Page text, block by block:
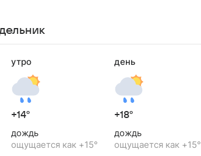
утро
+14°
дождь
ощущается как +15°
день
+18°
дождь
ощущается как +15°